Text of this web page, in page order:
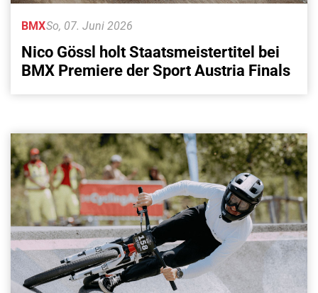
So, 07. Juni 2026
BMX
Nico Gössl holt Staatsmeistertitel bei
BMX Premiere der Sport Austria Finals